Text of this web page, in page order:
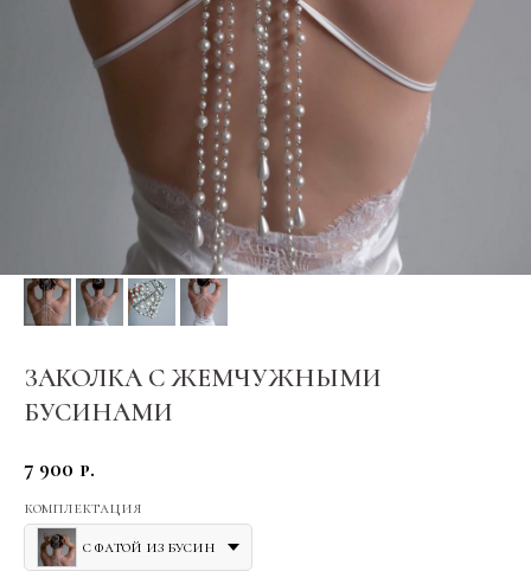
ЗАКОЛКА С ЖЕМЧУЖНЫМИ
БУСИНАМИ
7 900 р.
комплектация
с фатой из бусин